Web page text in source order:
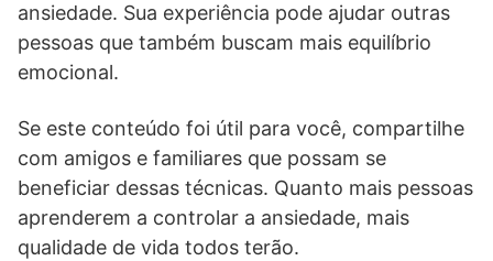
ansiedade. Sua experiência pode ajudar outras
pessoas que também buscam mais equilíbrio
emocional.
Se este conteúdo foi útil para você, compartilhe
com amigos e familiares que possam se
beneficiar dessas técnicas. Quanto mais pessoas
aprenderem a controlar a ansiedade, mais
qualidade de vida todos terão.